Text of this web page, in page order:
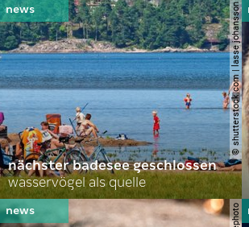
© shutterstock.com | lasse johansson
nächster badesee geschlossen
wasservögel als quelle